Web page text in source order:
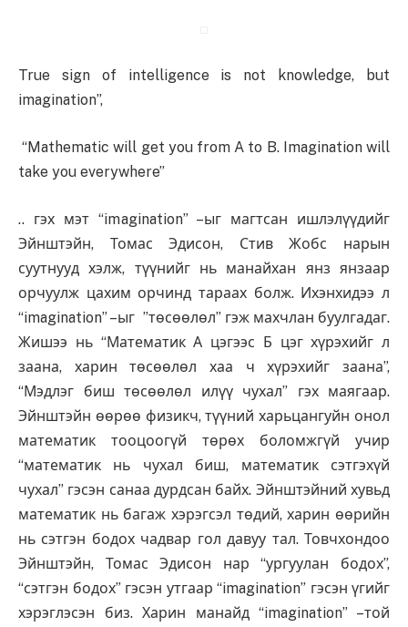
True sign of intelligence is not knowledge, but
imagination”,
“Mathematic will get you from A to B. Imagination will
take you everywhere”
.. гэх мэт “imagination” –ыг магтсан ишлэлүүдийг
Эйнштэйн, Томас Эдисон, Стив Жобс нарын
суутнууд хэлж, түүнийг нь манайхан янз янзаар
орчуулж цахим орчинд тараах болж. Ихэнхидээ л
“imagination” –ыг ”төсөөлөл” гэж махчлан буулгадаг.
Жишээ нь “Математик А цэгээс Б цэг хүрэхийг л
заана, харин төсөөлөл хаа ч хүрэхийг заана”,
“Мэдлэг биш төсөөлөл илүү чухал” гэх маягаар.
Эйнштэйн өөрөө физикч, түүний харьцангуйн онол
математик тооцоогүй төрөх боломжгүй учир
“математик нь чухал биш, математик сэтгэхүй
чухал” гэсэн санаа дурдсан байх. Эйнштэйний хувьд
математик нь багаж хэрэгсэл төдий, харин өөрийн
нь сэтгэн бодох чадвар гол давуу тал. Товчхондоо
Эйнштэйн, Томас Эдисон нар “ургуулан бодох”,
“сэтгэн бодох” гэсэн утгаар “imagination” гэсэн үгийг
хэрэглэсэн биз. Харин манайд “imagination” –той